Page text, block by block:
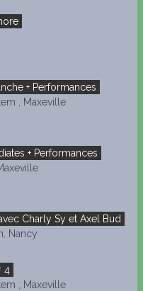
+ Performances
, Maxeville
+ Performances
Charly Sy et Axel Bud
Nancy
4
, Maxeville